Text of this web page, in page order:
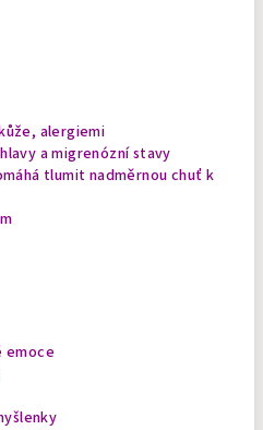
alergiemi
a migrenózní stavy
tlumit nadměrnou chuť k
emoce